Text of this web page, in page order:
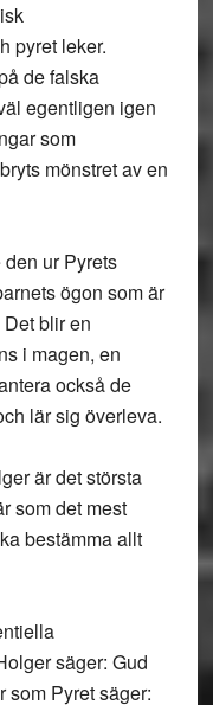
pyret leker.
de falska
egentligen igen
som
mönstret av en
den ur Pyrets
ögon som är
blir en
i magen, en
också de
lär sig överleva.
är det största
som det mest
bestämma allt
säger: Gud
som Pyret säger: